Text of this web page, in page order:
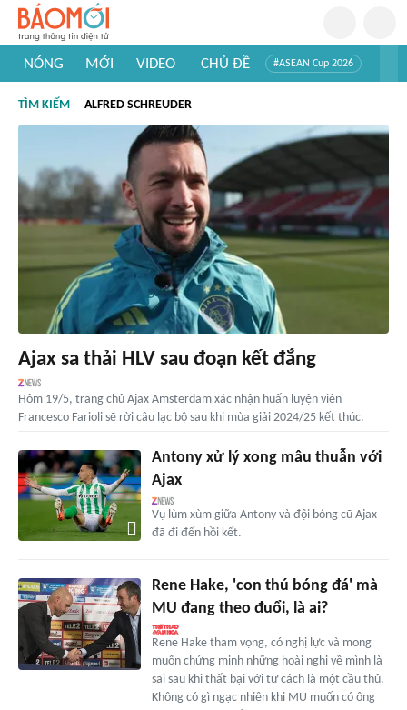
NÓNG MỚI VIDEO CHỦ ĐỀ #ASEAN Cup 2026
#Khám phá thế giới
TÌM KIẾM ALFRED SCHREUDER
Ajax sa thải HLV sau đoạn kết đắng
Hôm 19/5, trang chủ Ajax Amsterdam xác nhận huấn luyện viên
Francesco Farioli sẽ rời câu lạc bộ sau khi mùa giải 2024/25 kết thúc.
Antony xử lý xong mâu thuẫn với
Ajax
Vụ lùm xùm giữa Antony và đội bóng cũ Ajax
đã đi đến hồi kết.
Rene Hake, 'con thú bóng đá' mà
MU đang theo đuổi, là ai?
Rene Hake tham vọng, có nghị lực và mong
muốn chứng minh những hoài nghi về mình là
sai sau khi thất bại với tư cách là một cầu thủ.
Không có gì ngạc nhiên khi MU muốn có ông